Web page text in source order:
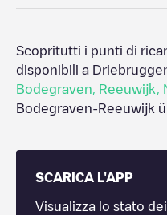
Scopritutti i punti di
disponibili a
Bodegraven
Reeuwijk
Bodegraven-Reeuwijk
SCARICA L'APP
Visualizza lo stato